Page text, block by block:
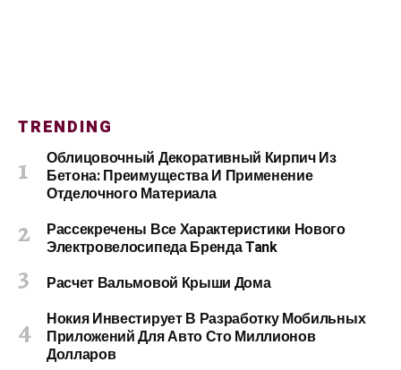
TRENDING
Облицовочный Декоративный Кирпич Из
Бетона: Преимущества И Применение
Отделочного Материала
Рассекречены Все Характеристики Нового
Электровелосипеда Бренда Tank
Расчет Вальмовой Крыши Дома
Нокия Инвестирует В Разработку Мобильных
Приложений Для Авто Сто Миллионов
Долларов